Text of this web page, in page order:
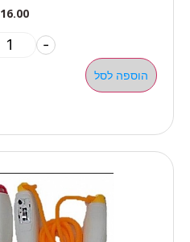
16.00
-
הוספה לסל